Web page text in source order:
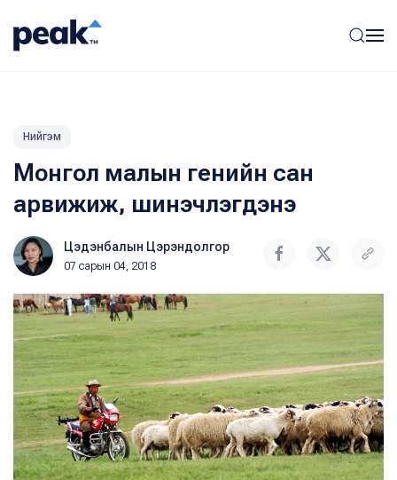
Нийгэм
Монгол малын генийн сан
арвижиж, шинэчлэгдэнэ
Цэдэнбалын Цэрэндолгор
07 сарын 04, 2018